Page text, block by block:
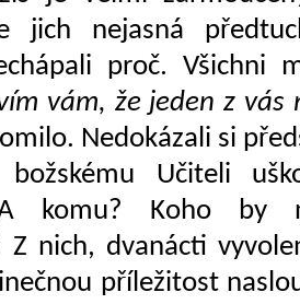
jich nejasná
proč. Všichni
vám, že jeden z vás
Nedokázali si
Učite­li
A komu? Koho by
Z nich, dvanácti
příležitost